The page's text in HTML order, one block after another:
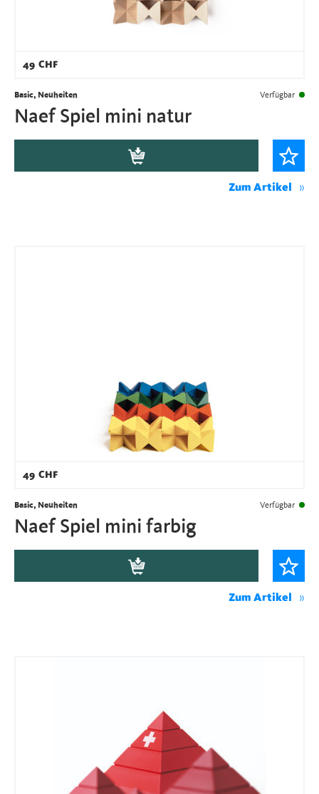
49 CHF
Basic, Neuheiten Verfügbar
Naef Spiel mini natur
Zum Artikel
49 CHF
Basic, Neuheiten Verfügbar
Naef Spiel mini farbig
Zum Artikel